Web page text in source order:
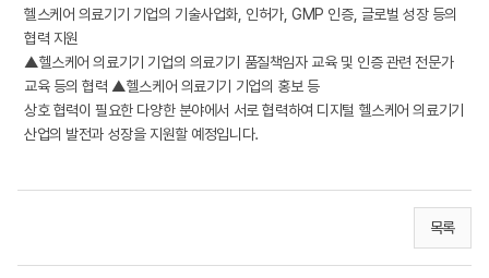
헬스케어 의료기기 기업의 기술사업화, 인허가, GMP 인증, 글로벌 성장 등의
협력 지원
▲헬스케어 의료기기 기업의 의료기기 품질책임자 교육 및 인증 관련 전문가
교육 등의 협력 ▲헬스케어 의료기기 기업의 홍보 등
상호 협력이 필요한 다양한 분야에서 서로 협력하여 디지털 헬스케어 의료기기
산업의 발전과 성장을 지원할 예정입니다.
목록